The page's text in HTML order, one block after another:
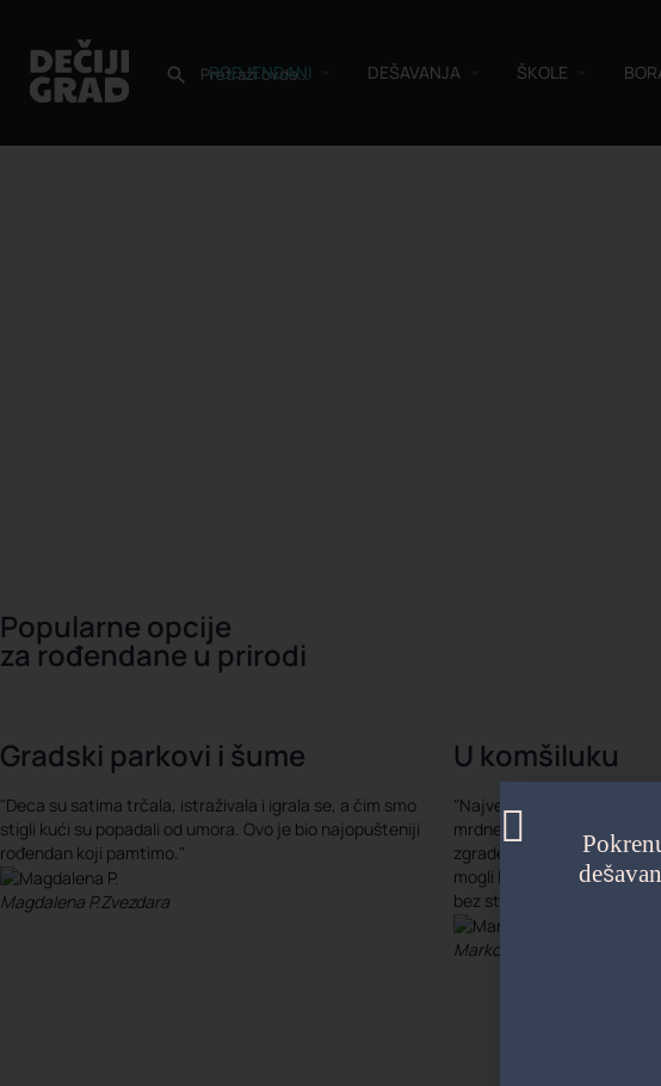
RODJENDANI DEŠAVANJA ŠKOLE
Popularne opcije
za rođendane u prirodi
Gradski parkovi i šume
"Deca su satima trčala, istraživala i igrala se, a čim smo
stigli kući su popadali od umora. Ovo je bio najopušteniji
rođendan koji pamtimo."
Magdalena P.Zvezdara
U komšiluku
"Najveća prednost bila je
mrdnemo. Rođendan je
zgrade, deca su se igrala
mogli lako da nam se
bez stresa."
Marko R.